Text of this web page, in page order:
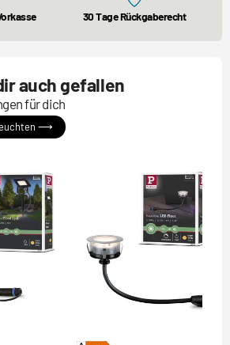
30 Tage Rückgaberecht
auch gefallen
für dich
⟶